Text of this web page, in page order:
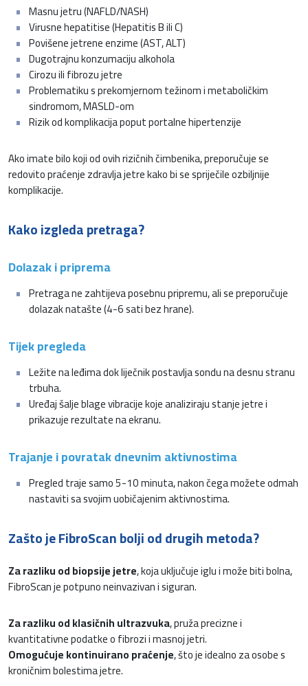
Masnu jetru (NAFLD/NASH)
Virusne hepatitise (Hepatitis B ili C)
Povišene jetrene enzime (AST, ALT)
Dugotrajnu konzumaciju alkohola
Cirozu ili fibrozu jetre
Problematiku s prekomjernom težinom i metaboličkim
sindromom, MASLD-om
Rizik od komplikacija poput portalne hipertenzije
Ako imate bilo koji od ovih rizičnih čimbenika, preporučuje se
redovito praćenje zdravlja jetre kako bi se spriječile ozbiljnije
komplikacije.
Kako izgleda pretraga?
Dolazak i priprema
Pretraga ne zahtijeva posebnu pripremu, ali se preporučuje
dolazak natašte (4-6 sati bez hrane).
Tijek pregleda
Ležite na leđima dok liječnik postavlja sondu na desnu stranu
trbuha.
Uređaj šalje blage vibracije koje analiziraju stanje jetre i
prikazuje rezultate na ekranu.
Trajanje i povratak dnevnim aktivnostima
Pregled traje samo 5-10 minuta, nakon čega možete odmah
nastaviti sa svojim uobičajenim aktivnostima.
Zašto je FibroScan bolji od drugih metoda?
Za razliku od biopsije jetre, koja uključuje iglu i može biti bolna,
FibroScan je potpuno neinvazivan i siguran.
Za razliku od klasičnih ultrazvuka, pruža precizne i
kvantitativne podatke o fibrozi i masnoj jetri.
Omogućuje kontinuirano praćenje, što je idealno za osobe s
kroničnim bolestima jetre.